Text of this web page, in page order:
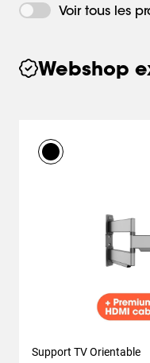
Voir tous les
Webshop
Support TV Orientable